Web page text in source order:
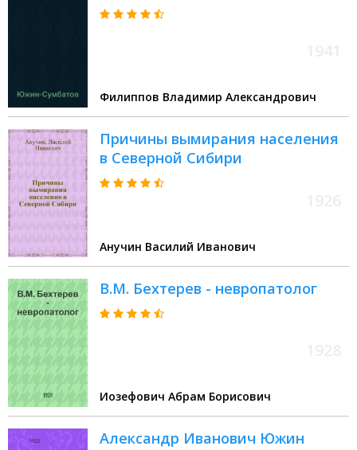
Филиппов Владимир Александрович
Причины вымирания населения
в Северной Сибири
Анучин Василий Иванович
В.М. Бехтерев - невропатолог
Иозефович Абрам Борисович
Александр Иванович Южин